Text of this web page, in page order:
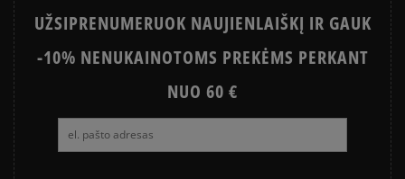
UŽSIPRENUMERUOK NAUJIENLAIŠKĮ IR GAUK
-10% NENUKAINOTOMS PREKĖMS PERKANT
NUO 60 €